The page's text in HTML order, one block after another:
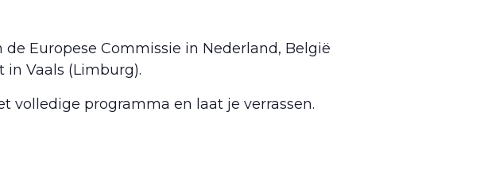
Europese Commissie in Nederland, België
Vaals (Limburg).
volledige programma en laat je verrassen.